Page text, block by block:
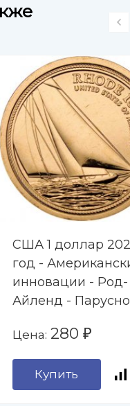
США 1 доллар
год -
инновации - Род-
Айленд -
Цена: 280 ₽
Купить